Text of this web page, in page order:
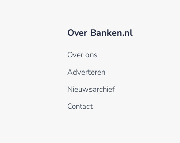
Over Banken.nl
Over ons
Adverteren
Nieuwsarchief
Contact